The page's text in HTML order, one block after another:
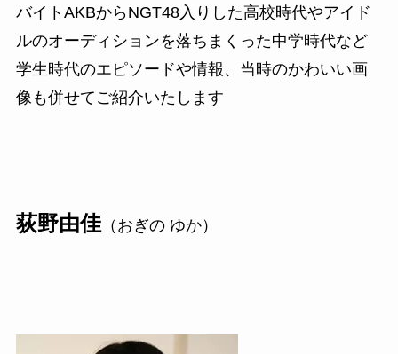
バイトAKBからNGT48入りした高校時代やアイド
ルのオーディションを落ちまくった中学時代など
学生時代のエピソードや情報、当時のかわいい画
像も併せてご紹介いたします
荻野由佳（おぎの ゆか）